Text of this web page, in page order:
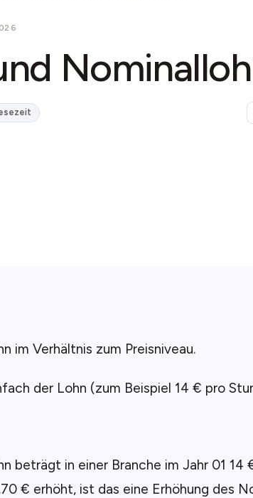
im Verhältnis zum Preisniveau.
der Lohn (zum Beispiel 14 € pro
beträgt in einer Branche im Jahr 01 14
€ erhöht, ist das eine Erhöhung des